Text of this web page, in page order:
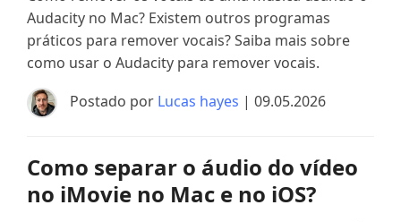
Audacity no Mac? Existem outros programas
práticos para remover vocais? Saiba mais sobre
como usar o Audacity para remover vocais.
Postado por Lucas hayes | 09.05.2026
Como separar o áudio do vídeo
no iMovie no Mac e no iOS?